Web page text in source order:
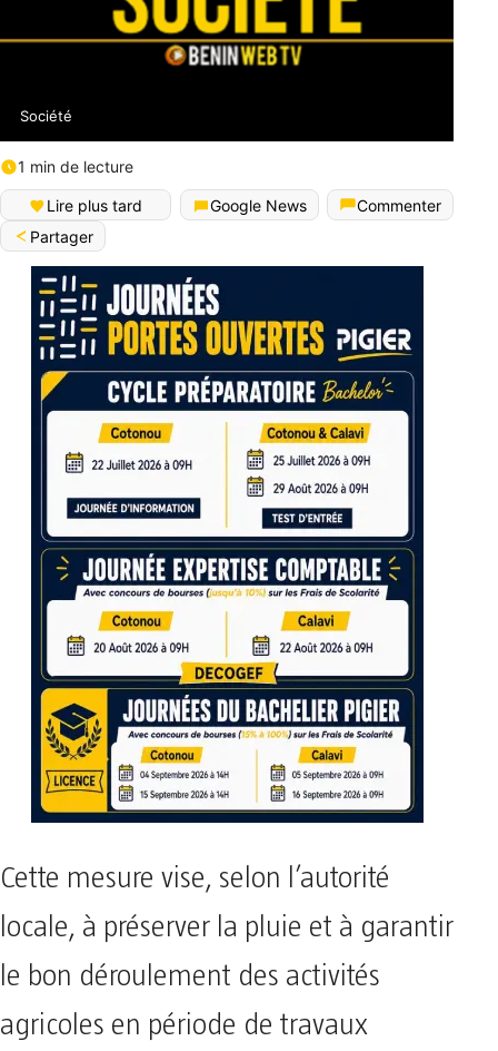
Société
1 min de lecture
Lire plus tard Google News
Commenter
Partager
Cette mesure vise, selon l’autorité
locale, à préserver la pluie et à garantir
le bon déroulement des activités
agricoles en période de travaux